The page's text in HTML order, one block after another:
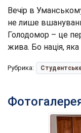
Вечір в
не лише
Голодомор – це
жива. Бо нація,
Рубрика: